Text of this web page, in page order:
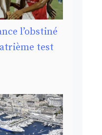
l’obstiné
test